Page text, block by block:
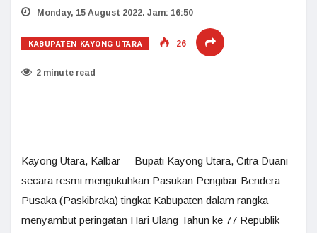
Monday, 15 August 2022. Jam: 16:50
KABUPATEN KAYONG UTARA 26
2 minute read
Kayong Utara, Kalbar – Bupati Kayong Utara, Citra Duani
secara resmi mengukuhkan Pasukan Pengibar Bendera
Pusaka (Paskibraka) tingkat Kabupaten dalam rangka
menyambut peringatan Hari Ulang Tahun ke 77 Republik